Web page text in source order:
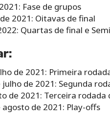
Fase de grupos
2021: Oitavas de final
Quartas de final e
de 2021: Primeira
de 2021: Segunda
de 2021: Terceira rodada
de 2021: Play-offs